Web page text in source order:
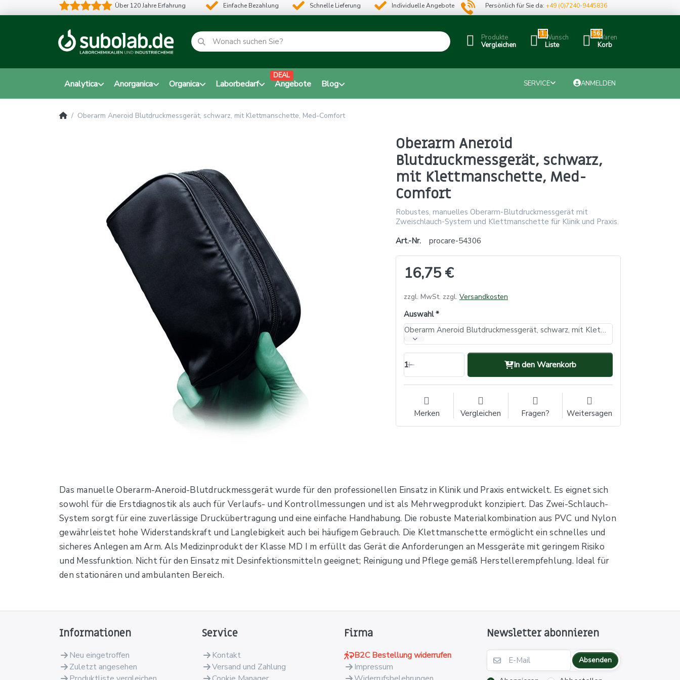
Über 120 Jahre Erfahrung Einfache Bezahlung Schnelle Lieferung Individuelle Angebote Persönlich für Sie da:+49 (0)7240-9445836
Produkte
Vergleichen
1Wunsch
Liste
56Waren
Korb
Analytica Anorganica Organica Laborbedarf Angebote
DEAL
Blog SERVICE ANMELDEN
Oberarm Aneroid Blutdruckmessgerät, schwarz, mit Klettmanschette, Med-Comfort
Oberarm Aneroid
Blutdruckmessgerät, schwarz,
mit Klettmanschette, Med-
Comfort
Robustes, manuelles Oberarm-Blutdruckmessgerät mit
Zweischlauch-System und Klettmanschette für Klinik und Praxis.
Art.-Nr.
procare-54306
16,75 €
zzgl. MwSt. zzgl. Versandkosten
Auswahl
Oberarm Aneroid Blutdruckmessgerät, schwarz, mit Klettmanschette, Med-Comfort (VE: 1, Inhalt: 1 Stück)
1 In den Warenkorb
Merken Vergleichen Fragen? Weitersagen
Das manuelle Oberarm-Aneroid-Blutdruckmessgerät wurde für den professionellen Einsatz in Klinik und Praxis entwickelt. Es eignet sich
sowohl für die Erstdiagnostik als auch für Verlaufs- und Kontrollmessungen und ist als Mehrwegprodukt konzipiert. Das Zwei-Schlauch-
System sorgt für eine zuverlässige Druckübertragung und eine einfache Handhabung. Die robuste Materialkombination aus PVC und Nylon
gewährleistet hohe Widerstandskraft und Langlebigkeit auch bei häufigem Gebrauch. Die Klettmanschette ermöglicht ein schnelles und
sicheres Anlegen am Arm. Als Medizinprodukt der Klasse MD I m erfüllt das Gerät die Anforderungen an Messgeräte mit geringem Risiko
und Messfunktion. Nicht für den Einsatz mit Desinfektionsmitteln geeignet; Reinigung und Pflege gemäß Herstellerempfehlung. Ideal für
den stationären und ambulanten Bereich.
Informationen
Neu eingetroffen
Zuletzt angesehen
Service
Kontakt
Versand und Zahlung
Firma
B2C Bestellung widerrufen
Impressum
Newsletter abonnieren
Absenden